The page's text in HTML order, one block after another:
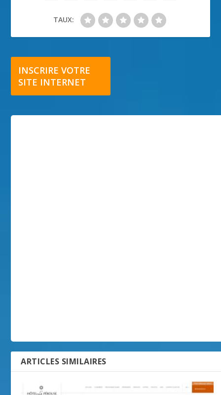
TAUX:
INSCRIRE VOTRE
SITE INTERNET
ARTICLES SIMILAIRES